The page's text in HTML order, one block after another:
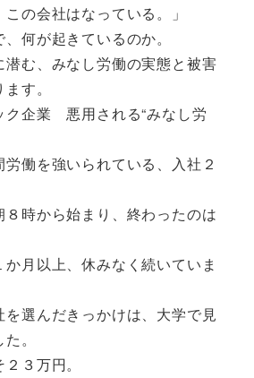
の会社はなっている。」
何が起きているのか。
潜む、みなし労働の実態と被害
す。
ク企業 悪用される“みなし労
働を強いられている、入社２
８時から始まり、終わったのは
か月以上、休みなく続いていま
を選んだきっかけは、大学で見
。
３万円。